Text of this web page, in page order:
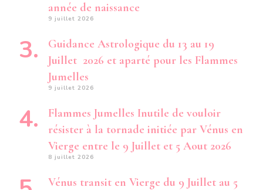
année de naissance
9 juillet 2026
Guidance Astrologique du 13 au 19
Juillet 2026 et aparté pour les Flammes
Jumelles
9 juillet 2026
Flammes Jumelles Inutile de vouloir
résister à la tornade initiée par Vénus en
Vierge entre le 9 Juillet et 5 Aout 2026
8 juillet 2026
Vénus transit en Vierge du 9 Juillet au 5